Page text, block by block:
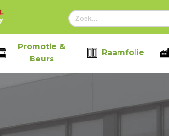
Zoek
naar:
Promotie &
Beurs
Raamfolie